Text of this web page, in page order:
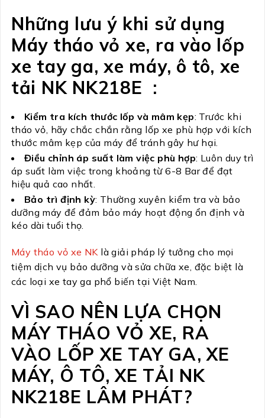
Những lưu ý khi sử dụng
Máy tháo vỏ xe, ra vào lốp
xe tay ga, xe máy, ô tô, xe
tải NK NK218E :
Kiểm tra kích thước lốp và mâm kẹp: Trước khi
tháo vỏ, hãy chắc chắn rằng lốp xe phù hợp với kích
thước mâm kẹp của máy để tránh gây hư hại.
Điều chỉnh áp suất làm việc phù hợp: Luôn duy trì
áp suất làm việc trong khoảng từ 6-8 Bar để đạt
hiệu quả cao nhất.
Bảo trì định kỳ: Thường xuyên kiểm tra và bảo
dưỡng máy để đảm bảo máy hoạt động ổn định và
kéo dài tuổi thọ.
Máy tháo vỏ xe NK là giải pháp lý tưởng cho mọi
tiệm dịch vụ bảo dưỡng và sửa chữa xe, đặc biệt là
các loại xe tay ga phổ biến tại Việt Nam.
VÌ SAO NÊN LỰA CHỌN
MÁY THÁO VỎ XE, RA
VÀO LỐP XE TAY GA, XE
MÁY, Ô TÔ, XE TẢI NK
NK218E LÂM PHÁT?